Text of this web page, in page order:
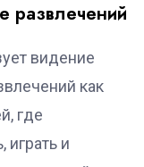
развлечений
видение
как
где
играть и